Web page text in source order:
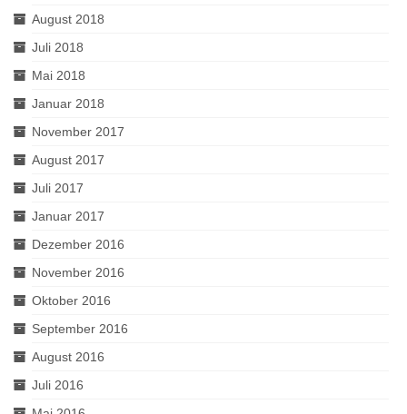
August 2018
Juli 2018
Mai 2018
Januar 2018
November 2017
August 2017
Juli 2017
Januar 2017
Dezember 2016
November 2016
Oktober 2016
September 2016
August 2016
Juli 2016